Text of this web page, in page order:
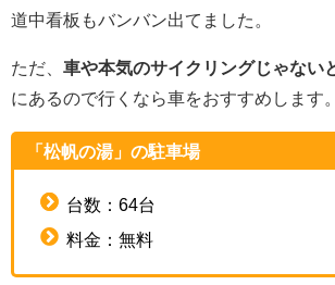
道中看板もバンバン出てました。
ただ、 車や本気のサイクリングじゃない
にあるので行くなら車をおすすめします。
「松帆の湯」の駐車場
台数：64台
料金：無料